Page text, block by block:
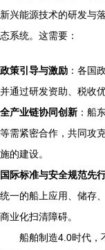
新兴能源技术的研发与
态系统。这需要：
政策引导与激励 ：各国
并通过研发资助、税收
全产业链协同创新 ：船
等需紧密合作，共同攻
施的建设。
国际标准与安全规范先
统一的船上应用、储存
商业化扫清障碍。
船舶制造4.0时代，